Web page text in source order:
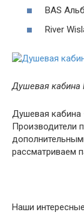
BAS
River
Душевая
Душевая кабина
Производители
рассматриваем
Наши